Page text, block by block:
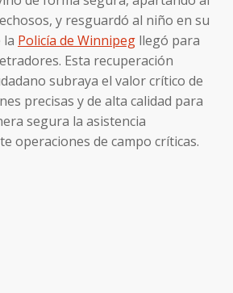
y resguardó al niño en su
la Policía de Winnipeg llegó para
Esta recuperación
subraya el valor crítico de
precisas y de alta calidad para
segura la asistencia
operaciones de campo críticas.